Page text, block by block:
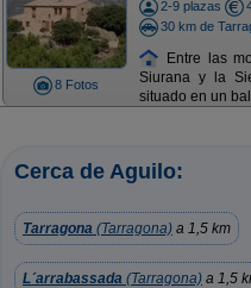
8 Fotos
2-9 plazas
30 km de
Entre las
Siurana y la
situado en un
Cerca de Aguilo:
Tarragona (Tarragona) a 1,5 km
L´arrabassada (Tarragona) a 1,5